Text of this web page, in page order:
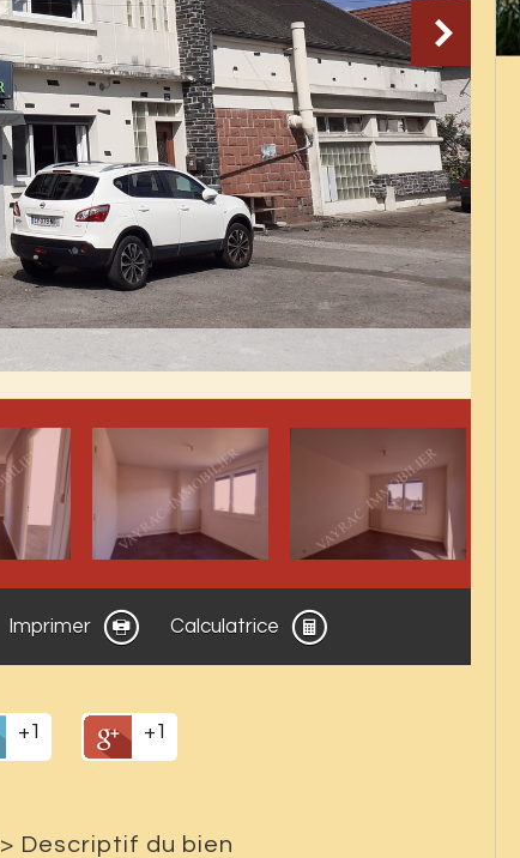
Imprimer Calculatrice
+1 +1
> Descriptif du bien